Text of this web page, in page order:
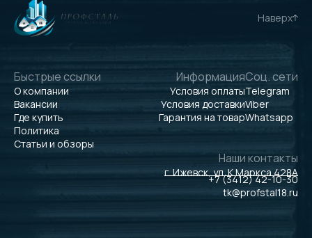
Наверх
Быстрые ссылки
О компании
Вакансии
Где купить
Политика
Статьи и обзоры
Информация
Условия оплаты
Условия доставки
Гарантия на товар
Соц. сети
Telegram
Viber
Whatsapp
Наши контакты
г. Ижевск, ул. К.Маркса 428А
+7 (3412) 42-10-30
tk@profstal18.ru